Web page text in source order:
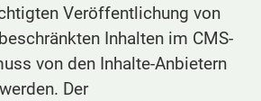
Veröffentlichung von
Inhalten im CMS-
von den Inhalte-Anbietern
Der